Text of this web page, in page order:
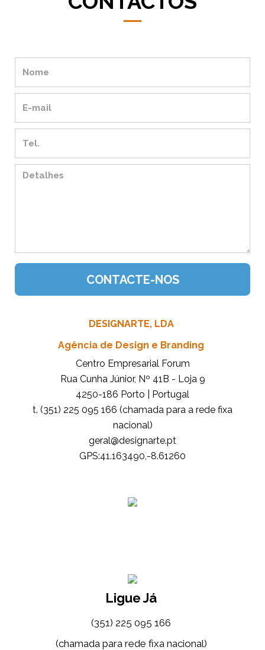
DESIGNARTE, LDA
Agência de Design e Branding
Centro Empresarial Forum
Rua Cunha Júnior, Nº 41B - Loja 9
4250-186 Porto | Portugal
t. (351) 225 095 166 (chamada para a rede fixa
nacional)
tp.etrangised@lareg
GPS:41.163490,-8.61260
Ligue Já
(351) 225 095 166
(chamada para rede fixa nacional)